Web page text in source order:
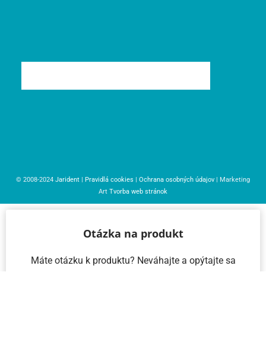
© 2008-2024 Jarident Pravidlá cookies Ochrana osobných údajov | Marketing
Art Tvorba web stránok
Otázka na produkt
Máte otázku k produktu? Neváhajte a opýtajte sa